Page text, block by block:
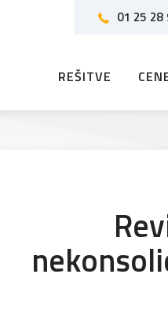
01 25 28
REŠITVE